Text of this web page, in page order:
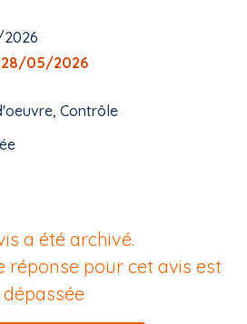
2026
28/05/2026
Contrôle
a été archivé.
réponse pour cet avis est
dépassée